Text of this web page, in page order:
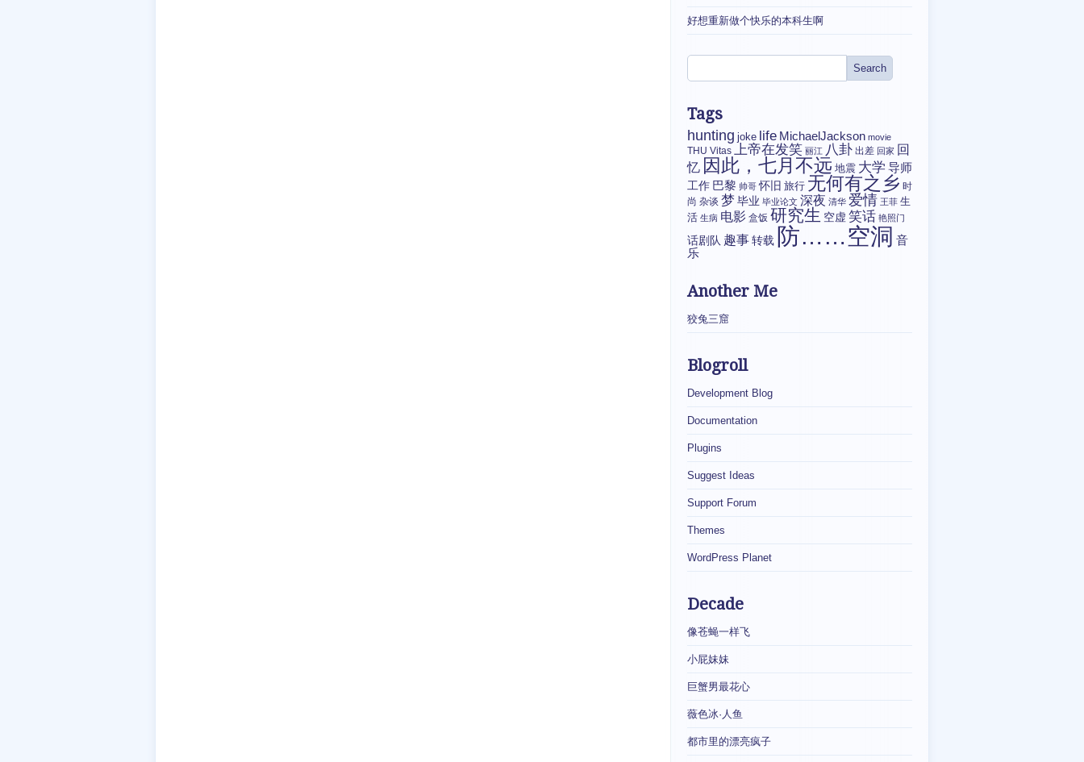
好想重新做个快乐的本科生啊
Tags
hunting joke life MichaelJackson movie
THU Vitas 上帝在发笑 丽江 八卦 出差 回家 回
忆 因此，七月不远 地震 大学 导师
工作 巴黎 帅哥 怀旧 旅行 无何有之乡 时
尚 杂谈 梦 毕业 毕业论文 深夜 清华 爱情 王菲 生
活 生病 电影 盒饭 研究生 空虚 笑话 艳照门
话剧队 趣事转载 防……空洞 音
乐
Another Me
狡兔三窟
Blogroll
Development Blog
Documentation
Plugins
Suggest Ideas
Support Forum
Themes
WordPress Planet
Decade
像苍蝇一样飞
小屁妹妹
巨蟹男最花心
薇色冰·人鱼
都市里的漂亮疯子